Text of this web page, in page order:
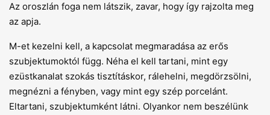
Az oroszlán foga nem látszik, zavar, hogy így rajzolta meg
az apja.
M-et kezelni kell, a kapcsolat megmaradása az erős
szubjektumoktól függ. Néha el kell tartani, mint egy
ezüstkanalat szokás tisztításkor, rálehelni, megdörzsölni,
megnézni a fényben, vagy mint egy szép porcelánt.
Eltartani, szubjektumként látni. Olyankor nem beszélünk